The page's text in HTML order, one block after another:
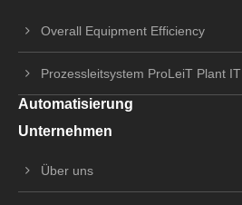
Overall Equipment Efficiency
Prozessleitsystem ProLeiT Plant IT
Automatisierung
Unternehmen
Über uns